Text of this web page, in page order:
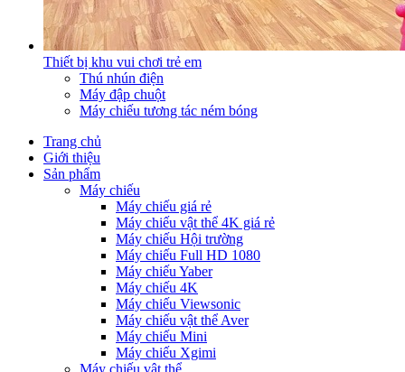
Thiết bị khu vui chơi trẻ em
Thú nhún điện
Máy đập chuột
Máy chiếu tương tác ném bóng
Trang chủ
Giới thiệu
Sản phẩm
Máy chiếu
Máy chiếu giá rẻ
Máy chiếu vật thể 4K giá rẻ
Máy chiếu Hội trường
Máy chiếu Full HD 1080
Máy chiếu Yaber
Máy chiếu 4K
Máy chiếu Viewsonic
Máy chiếu vật thể Aver
Máy chiếu Mini
Máy chiếu Xgimi
Máy chiếu vật thể